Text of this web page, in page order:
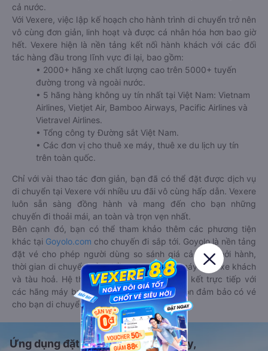
cả nước.
Với Vexere, việc lập kế hoạch cho hành trình di chuyển trở nên
vô cùng đơn giản, linh hoạt và được cá nhân hóa hơn bao giờ
hết. Vexere hiện là nền tảng kết nối hành khách với các đối
tác hàng đầu trong lĩnh vực đi lại, bao gồm:
• 2000+ hãng xe chất lượng cao trên 5000+ tuyến
đường trong và ngoài nước.
• 5 hãng hàng không uy tín nhất tại Việt Nam: Vietnam
Airlines, Vietjet Air, Bamboo Airways, Pacific Airlines và
Vietravel Airlines.
• Tổng công ty Đường sắt Việt Nam.
• Các đơn vị cho thuê xe máy, thuê xe du lịch uy tín
trên toàn quốc.
Chỉ với vài thao tác đơn giản, bạn đã có thể đặt được dịch vụ
di chuyển tại Vexere với nhiều ưu đãi vô cùng hấp dẫn. Vexere
luôn sẵn sàng đồng hành và mang đến cho bạn những
chuyến đi thoải mái, an toàn và trọn vẹn nhất.
Bên cạnh đó, bạn có thể tham khảo thêm các phương tiện
khác tại Goyolo.com cho chuyến đi sắp tới. Goyolo là nền tảng
đặt vé cho phép người dùng so sánh giá cả, giờ khởi hành,
thời gian di chuyển của nhiều phương tiện máy bay, xe khách
và tàu hoả. Hệ thống của Goyolo được liên kết trực tiếp với
các hãng máy bay, xe khách và tàu hoả, luôn đảm bảo có vé
cho bạn di chuyển.
Ứng dụng đặt vé Xe khách, Máy bay,